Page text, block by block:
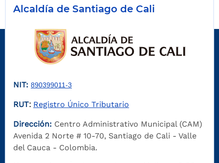
Alcaldía de Santiago de Cali
NIT: 890399011-3
RUT: Registro Único Tributario
Dirección: Centro Administrativo Municipal (CAM)
Avenida 2 Norte # 10-70, Santiago de Cali - Valle
del Cauca - Colombia.